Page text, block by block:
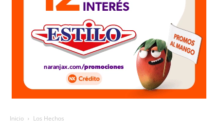
Inicio Los Hechos